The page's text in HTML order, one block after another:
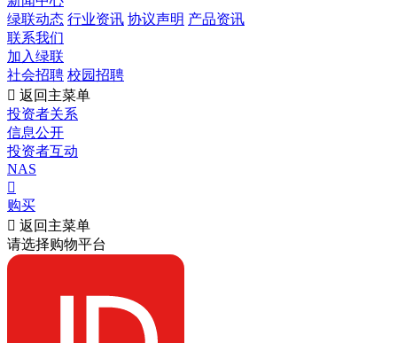
绿联动态 行业资讯 协议声明 产品资讯
联系我们
加入绿联
社会招聘 校园招聘
 返回主菜单
投资者关系
信息公开
投资者互动
NAS

购买
 返回主菜单
请选择购物平台